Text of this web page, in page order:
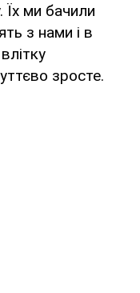
Їх ми бачили
з нами і в
зросте.